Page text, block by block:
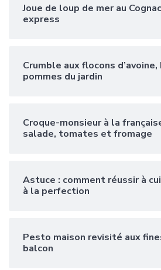
Joue de loup de mer au
express
Crumble aux flocons
pommes du jardin
Croque-monsieur à la
salade, tomates et fromage
Astuce : comment réussir à
à la perfection
Pesto maison revisité aux
balcon